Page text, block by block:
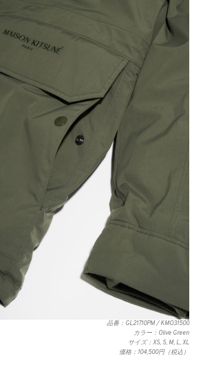
Down Parka
品番：GL21710PM / KMO31500
カラー：Olive Green
サイズ：XS, S, M, L, XL
価格：104,500円（税込）